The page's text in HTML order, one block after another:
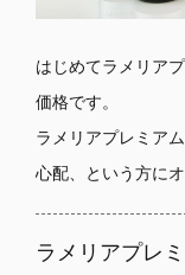
はじめてラメリア
価格です。
ラメリアプレミア
心配、という方にオ
ラメリアプレ